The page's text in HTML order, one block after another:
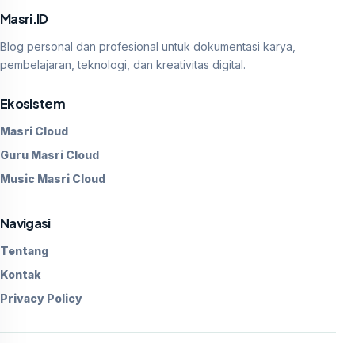
Masri.ID
Blog personal dan profesional untuk dokumentasi karya,
pembelajaran, teknologi, dan kreativitas digital.
Ekosistem
Masri Cloud
Guru Masri Cloud
Music Masri Cloud
Navigasi
Tentang
Kontak
Privacy Policy